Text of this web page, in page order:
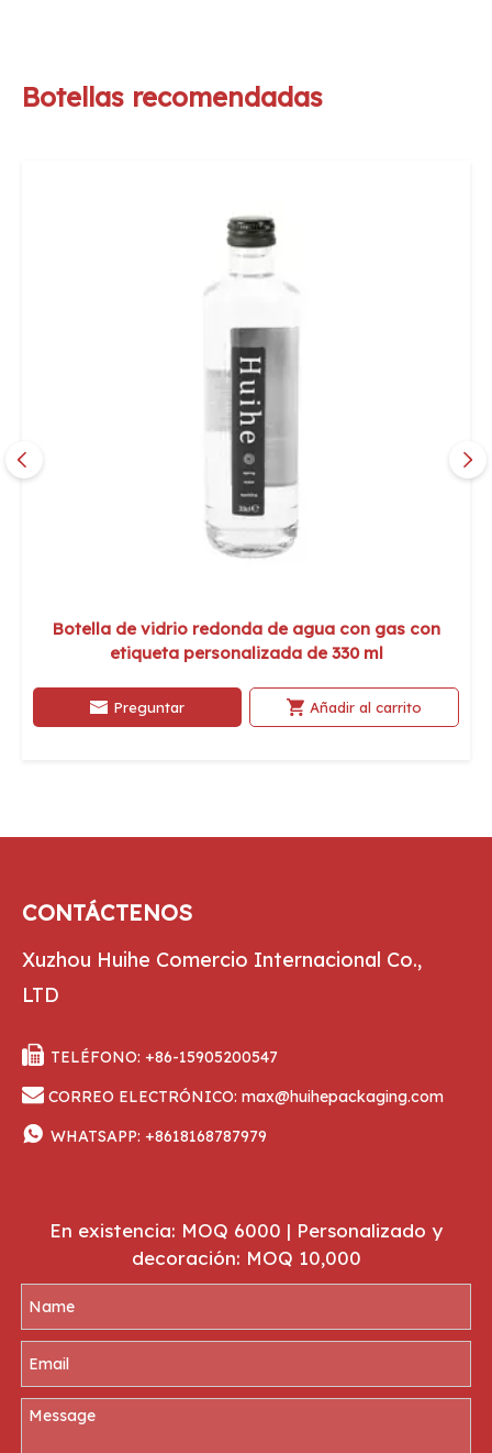
Botellas recomendadas
Botella de vidrio redonda de agua con gas con
etiqueta personalizada de 330 ml
Preguntar Añadir al carrito
CONTÁCTENOS
Xuzhou Huihe Comercio Internacional Co.,
LTD
 TELÉFONO: +86-15905200547
 CORREO ELECTRÓNICO: max@huihepackaging.com
 WHATSAPP: +8618168787979
En existencia: MOQ 6000 | Personalizado y
decoración: MOQ 10,000